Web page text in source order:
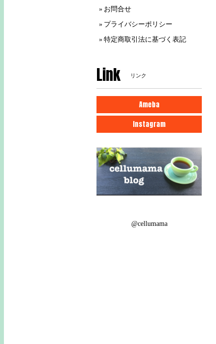
お問合せ
プライバシーポリシー
特定商取引法に基づく表記
Link リンク
Ameba
Instagram
@cellumama